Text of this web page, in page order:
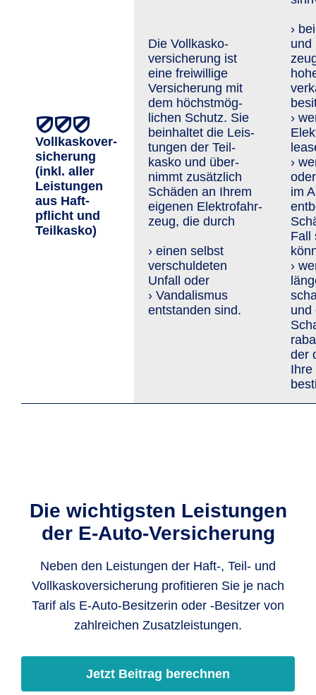
Vollkaskover­
sicherung
(inkl. aller
Leis­tungen
aus Haft­
pflicht und
Teil­kasko)
Die Vollkasko­
versiche­rung ist
eine freiwillige
Versicherung mit
dem höchst­mög­
lichen Schutz. Sie
beinhaltet die Leis­
tungen der Teil­
kasko und über­
nimmt zusätzlich
Schä­den an Ihrem
eigenen Elektro­fahr­
zeug, die durch
› einen selbst
verschuldeten
Unfall oder
› Vandalismus
entstanden sind.
›
›
›
im
Fall
›
und
der
Ihre
Die wichtigsten Leistungen
der E-Auto-Versicherung
Neben den Leistungen der Haft-, Teil- und
Vollkaskoversicherung profitieren Sie je nach
Tarif als E-Auto-Besitzerin oder -Besitzer von
zahlreichen Zusatzleistungen.
Jetzt Beitrag berechnen